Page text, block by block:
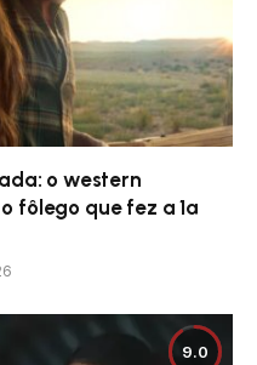
o western
fôlego que fez a 1ª
9.0